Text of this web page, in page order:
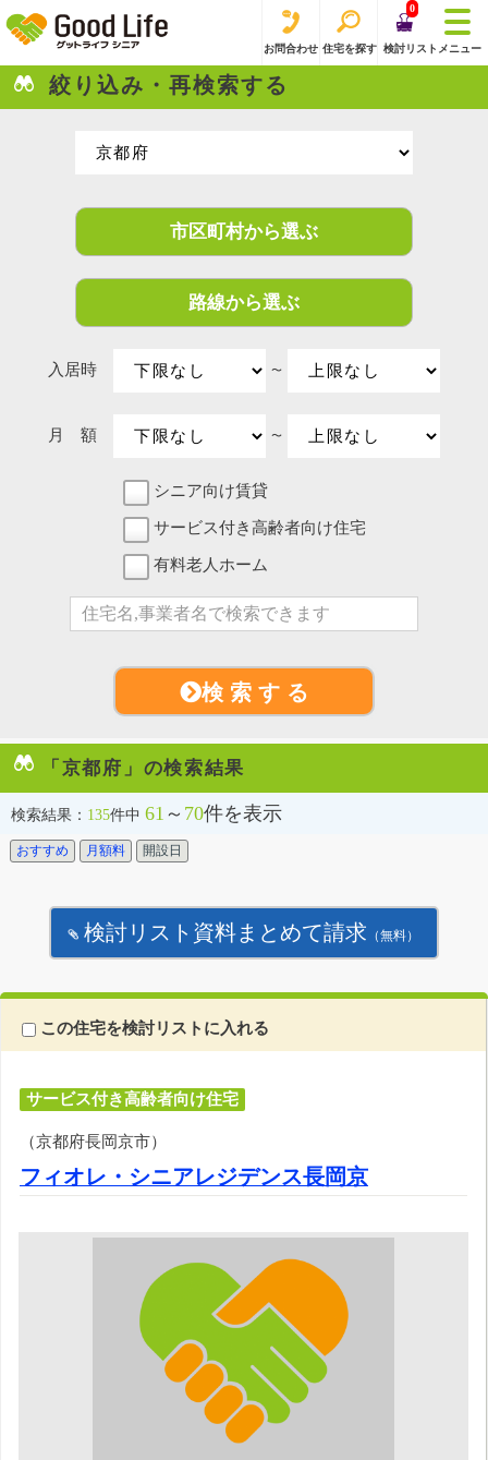
お問合わせ 住宅を探す
0
検討リスト メニュー
絞り込み・再検索する
市区町村から選ぶ
路線から選ぶ
入居時 〜
月 額 〜
シニア向け賃貸
サービス付き高齢者向け住宅
有料老人ホーム
検 索 す る
「京都府」の検索結果
検索結果： 135件中 61 ～ 70件を表示
おすすめ 月額料 開設日
検討リスト資料まとめて請求 （無料）
この住宅を検討リストに入れる
サービス付き高齢者向け住宅
（京都府長岡京市）
フィオレ・シニアレジデンス長岡京